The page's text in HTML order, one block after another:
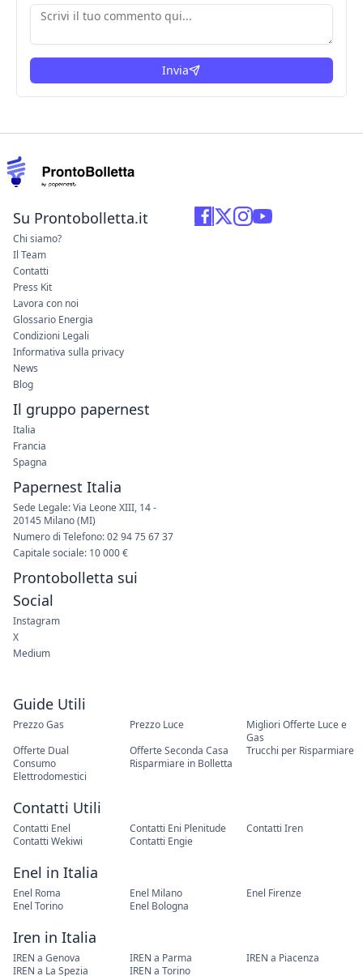
Invia
Guide Utili
Prezzo Gas Prezzo Luce
Migliori Offerte Luce e
Gas
Offerte Dual
Offerte Seconda Casa
Trucchi per Risparmiare
Consumo
Elettrodomestici
Risparmiare in Bolletta
Contatti Utili
Contatti Enel Contatti Eni Plenitude
Contatti Iren
Contatti Wekiwi
Contatti Engie
Enel in Italia
Enel Roma Enel Milano
Enel Firenze
Enel Torino
Enel Bologna
Iren in Italia
IREN a Genova IREN a Parma
IREN a Piacenza
IREN a La Spezia
IREN a Torino
Su Prontobolletta.it
Chi siamo?
Il Team
Contatti
Press Kit
Lavora con noi
Glossario Energia
Condizioni Legali
Informativa sulla privacy
News
Blog
Il gruppo papernest
Italia
Francia
Spagna
Papernest Italia
Sede Legale: Via Leone XIII, 14 -
20145 Milano (MI)
Numero di Telefono: 02 94 75 67 37
Capitale sociale: 10 000 €
Prontobolletta sui
Social
Instagram
X
Medium